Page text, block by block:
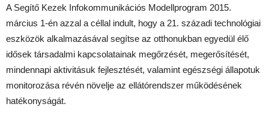
A Segítő Kezek Infokommunikációs Modellprogram 2015.
március 1-én azzal a céllal indult, hogy a 21. századi technológiai
eszközök alkalmazásával segítse az otthonukban egyedül élő
idősek társadalmi kapcsolatainak megőrzését, megerősítését,
mindennapi aktivitásuk fejlesztését, valamint egészségi állapotuk
monitorozása révén növelje az ellátórendszer működésének
hatékonyságát.